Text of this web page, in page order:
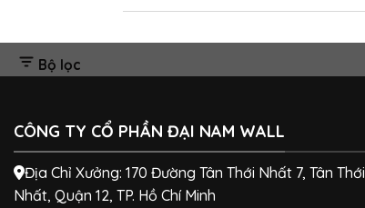
Bộ lọc
CÔNG TY CỔ PHẦN ĐẠI NAM WALL
Địa Chỉ Xưởng: 170 Đường Tân Thới Nhất 7, Tân Thới
Nhất, Quận 12, TP. Hồ Chí Minh